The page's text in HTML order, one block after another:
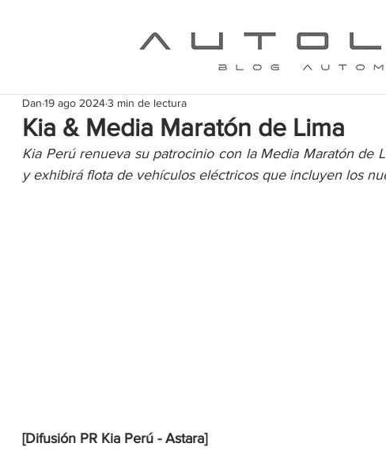
Kia & Media Maratón de Lima
Dan 19 ago 20243 min de lectura
Kia Perú renueva su patrocinio con la Media Maratón de
y exhibirá flota de vehículos eléctricos que incluyen los
[Difusión PR Kia Perú - Astara]